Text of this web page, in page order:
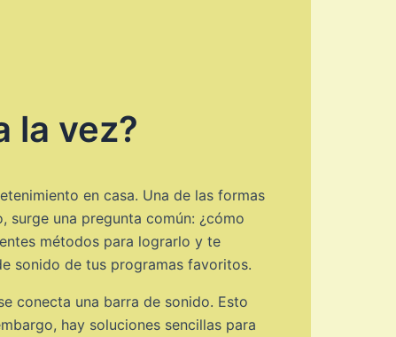
la vez?
en casa. Una de las formas
surge una pregunta común: ¿cómo
métodos para lograrlo y te
sonido de tus programas favoritos.
conecta una barra de sonido. Esto
hay soluciones sencillas para